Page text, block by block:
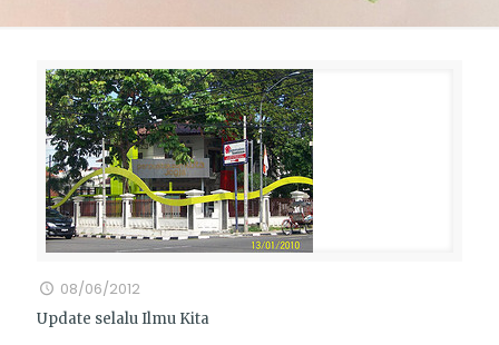
08/06/2012
Update selalu Ilmu Kita